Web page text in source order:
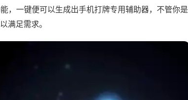
，一键便可以生成出手机打牌专用辅助器，不管你是
满足需求。